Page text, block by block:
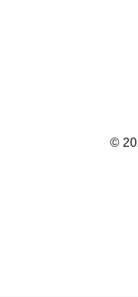
利用の停止、
©